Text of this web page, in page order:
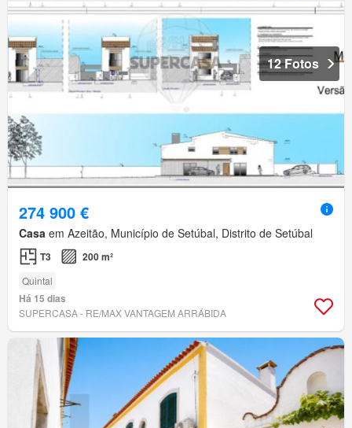
12 Fotos
274 900 €
Casa em Azeitão, Município de Setúbal, Distrito de Setúbal
T3 200 m²
Quintal
Há 15 dias
SUPERCASA - RE/MAX VANTAGEM ARRÁBIDA